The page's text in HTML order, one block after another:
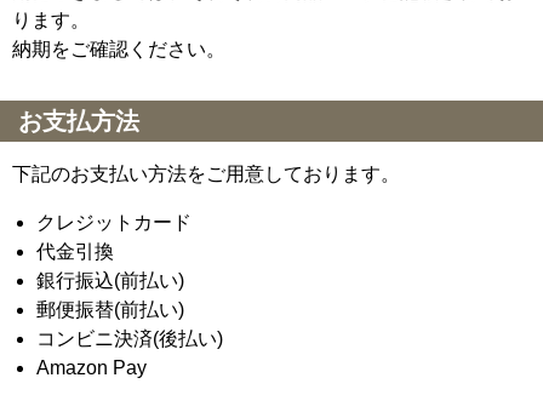
ります。
納期をご確認ください。
お支払方法
下記のお支払い方法をご用意しております。
クレジットカード
代金引換
銀行振込(前払い)
郵便振替(前払い)
コンビニ決済(後払い)
Amazon Pay